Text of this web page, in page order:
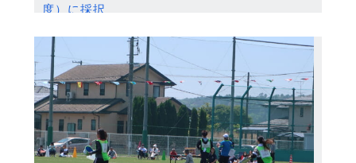
度）に採択